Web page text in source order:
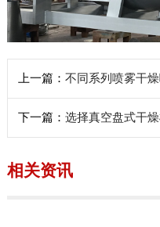
上一篇： 不同系列喷雾干
下一篇： 选择真空盘式干
相关资讯